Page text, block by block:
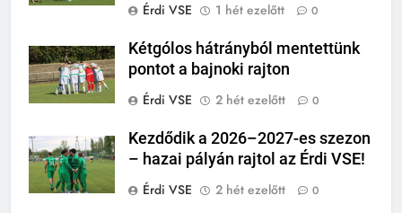
Érdi VSE
1 hét ezelőtt 0
Kétgólos hátrányból mentettünk
pontot a bajnoki rajton
Érdi VSE
2 hét ezelőtt 0
Kezdődik a 2026–2027-es szezon
– hazai pályán rajtol az Érdi VSE!
Érdi VSE
2 hét ezelőtt 0